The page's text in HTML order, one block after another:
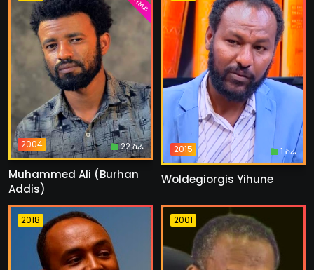
2004 22 ስራ
Muhammed Ali (Burhan
Addis)
2015 1 ስራ
Woldegiorgis Yihune
2018 2001